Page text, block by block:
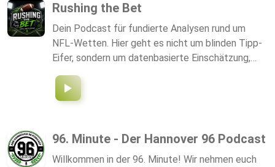
Rushing the Bet
Dein Podcast für fundierte Analysen rund um
NFL-Wetten. Hier geht es nicht um blinden Tipp-
Eifer, sondern um datenbasierte Einschätzung,
aktuelle Entwicklungen aus der NFL und
strategische Ansätze für erfolgreiche
Sportwetten.
96. Minute - Der Hannover 96 Podcast
Willkommen in der 96. Minute! Wir nehmen euch